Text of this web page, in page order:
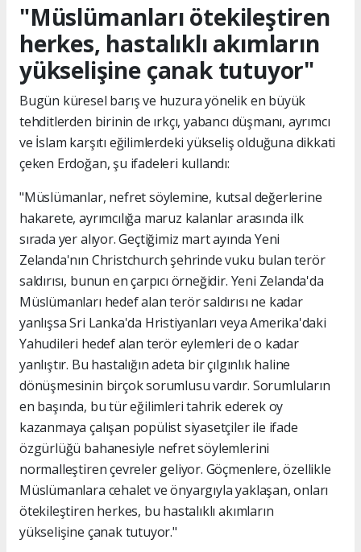
"Müslümanları ötekileştiren
herkes, hastalıklı akımların
yükselişine çanak tutuyor"
Bugün küresel barış ve huzura yönelik en büyük
tehditlerden birinin de ırkçı, yabancı düşmanı, ayrımcı
ve İslam karşıtı eğilimlerdeki yükseliş olduğuna dikkati
çeken Erdoğan, şu ifadeleri kullandı:
"Müslümanlar, nefret söylemine, kutsal değerlerine
hakarete, ayrımcılığa maruz kalanlar arasında ilk
sırada yer alıyor. Geçtiğimiz mart ayında Yeni
Zelanda'nın Christchurch şehrinde vuku bulan terör
saldırısı, bunun en çarpıcı örneğidir. Yeni Zelanda'da
Müslümanları hedef alan terör saldırısı ne kadar
yanlışsa Sri Lanka'da Hristiyanları veya Amerika'daki
Yahudileri hedef alan terör eylemleri de o kadar
yanlıştır. Bu hastalığın adeta bir çılgınlık haline
dönüşmesinin birçok sorumlusu vardır. Sorumluların
en başında, bu tür eğilimleri tahrik ederek oy
kazanmaya çalışan popülist siyasetçiler ile ifade
özgürlüğü bahanesiyle nefret söylemlerini
normalleştiren çevreler geliyor. Göçmenlere, özellikle
Müslümanlara cehalet ve önyargıyla yaklaşan, onları
ötekileştiren herkes, bu hastalıklı akımların
yükselişine çanak tutuyor."